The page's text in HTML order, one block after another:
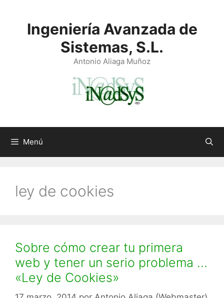
contenidoIngeniería Avanzada de
Sistemas, S.L.
Antonio Aliaga Muñoz
Menú
ley de cookies
Sobre cómo crear tu primera
web y tener un serio problema …
«Ley de Cookies»